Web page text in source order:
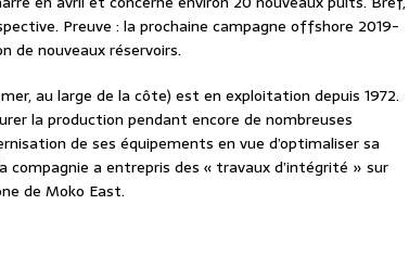
Preuve : la prochaine campagne offshore 2019-
de nouveaux réservoirs.
au large de la côte) est en exploitation depuis 1972.
la production pendant encore de nombreuses
de ses équipements en vue d’optimaliser sa
compagnie a entrepris des « travaux d’intégrité » sur
de Moko East.